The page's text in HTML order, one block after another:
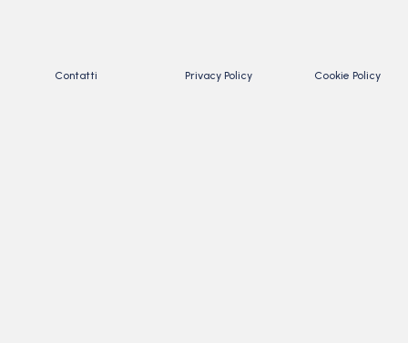
Contatti Privacy Policy Cookie Policy